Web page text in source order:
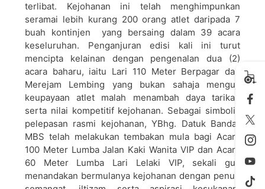
terlibat. Kejohanan ini telah menghimpunkan
seramai lebih kurang 200 orang atlet daripada 7
buah kontinjen yang bersaing dalam 39 acara
keseluruhan. Penganjuran edisi kali ini turut
mencipta kelainan dengan pengenalan dua (2)
acara baharu, iaitu Lari 110 Meter Berpagar dan
Merejam Lembing yang bukan sahaja menguji
keupayaan atlet malah menambah daya tarikan
serta nilai kompetitif kejohanan. Sebagai simbolik
pelepasan rasmi kejohanan, YBhg. Datuk Bandar
MBS telah melakukan tembakan mula bagi Acara
100 Meter Lumba Jalan Kaki Wanita VIP dan Acara
60 Meter Lumba Lari Lelaki VIP, sekali gus
menandakan bermulanya kejohanan dengan penuh